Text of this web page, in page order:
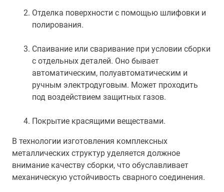
Отделка поверхности с помощью шлифовки и
полирования.
Спаивание или сваривание при условии сборки
с отдельных деталей. Оно бывает
автоматическим, полуавтоматическим и
ручным электродуговым. Может проходить
под воздействием защитных газов.
Покрытие красящими веществами.
В технологии изготовления комплексных
металлических структур уделяется должное
внимание качеству сборки, что обуславливает
механическую устойчивость сварного соединения.